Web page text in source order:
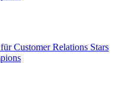
Customer Relations Stars